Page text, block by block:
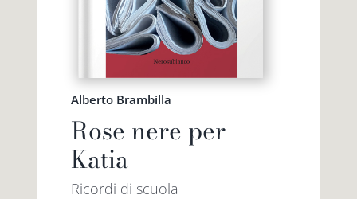
Alberto Brambilla
Rose nere per
Katia
Ricordi di scuola